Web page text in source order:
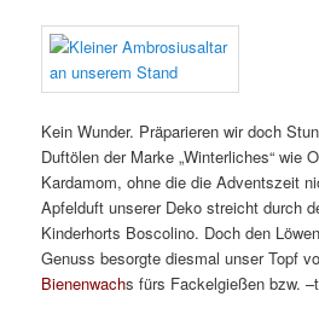
Kein Wunder. Präparieren wir doch
Duftölen der Marke „Winterliches“ wie
Kardamom, ohne die die Adventszeit
Apfelduft unserer Deko streicht durch
Kinderhorts Boscolino. Doch den
Genuss besorgte diesmal unser Topf
Bienenwachs fürs Fackelgießen bzw.